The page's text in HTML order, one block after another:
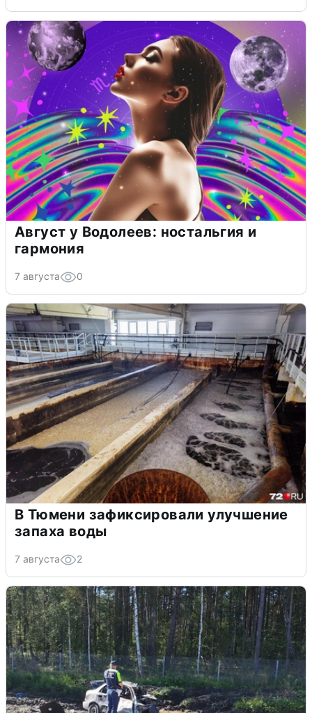
Август у Водолеев: ностальгия и
гармония
7 августа 0
В Тюмени зафиксировали улучшение
запаха воды
7 августа 2